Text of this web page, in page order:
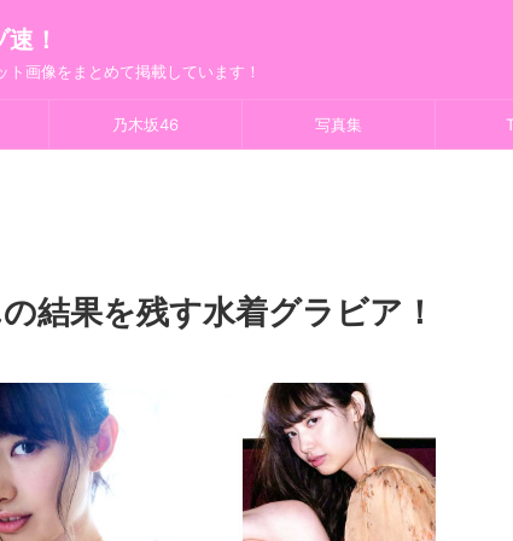
！
画像をまとめて掲載しています！
乃木坂46 写真集
結果を残す水着グラビア！